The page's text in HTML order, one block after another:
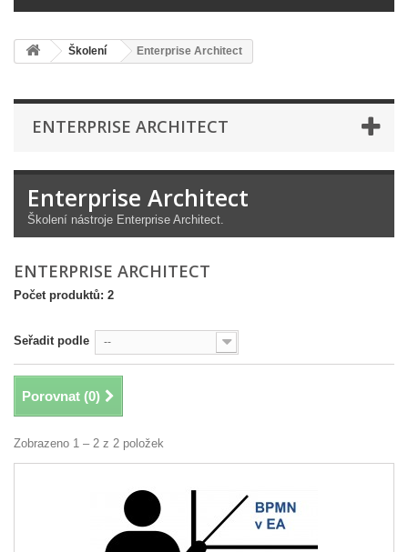
Školení Enterprise Architect
ENTERPRISE ARCHITECT
Enterprise Architect
Školení nástroje Enterprise Architect.
ENTERPRISE ARCHITECT
Počet produktů: 2
Seřadit podle --
Porovnat (0)
Zobrazeno 1 – 2 z 2 položek